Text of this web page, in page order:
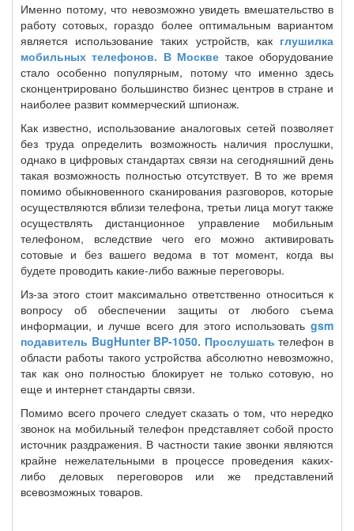
Именно потому, что невозможно увидеть вмешательство в
работу сотовых, гораздо более оптимальным вариантом
является использование таких устройств, как глушилка
мобильных телефонов. В Москве такое оборудование
стало особенно популярным, потому что именно здесь
сконцентрировано большинство бизнес центров в стране и
наиболее развит коммерческий шпионаж.
Как известно, использование аналоговых сетей позволяет
без труда определить возможность наличия прослушки,
однако в цифровых стандартах связи на сегодняшний день
такая возможность полностью отсутствует. В то же время
помимо обыкновенного сканирования разговоров, которые
осуществляются вблизи телефона, третьи лица могут также
осуществлять дистанционное управление мобильным
телефоном, вследствие чего его можно активировать
сотовые и без вашего ведома в тот момент, когда вы
будете проводить какие-либо важные переговоры.
Из-за этого стоит максимально ответственно относиться к
вопросу об обеспечении защиты от любого съема
информации, и лучше всего для этого использовать gsm
подавитель BugHunter BP-1050. Прослушать телефон в
области работы такого устройства абсолютно невозможно,
так как оно полностью блокирует не только сотовую, но
еще и интернет стандарты связи.
Помимо всего прочего следует сказать о том, что нередко
звонок на мобильный телефон представляет собой просто
источник раздражения. В частности такие звонки являются
крайне нежелательными в процессе проведения каких-
либо деловых переговоров или же представлений
всевозможных товаров.